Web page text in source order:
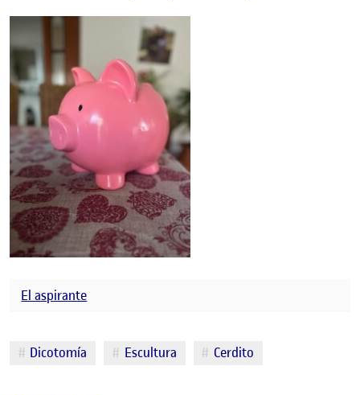
El aspirante
Etiquetas
Dicotomía Escultura Cerdito